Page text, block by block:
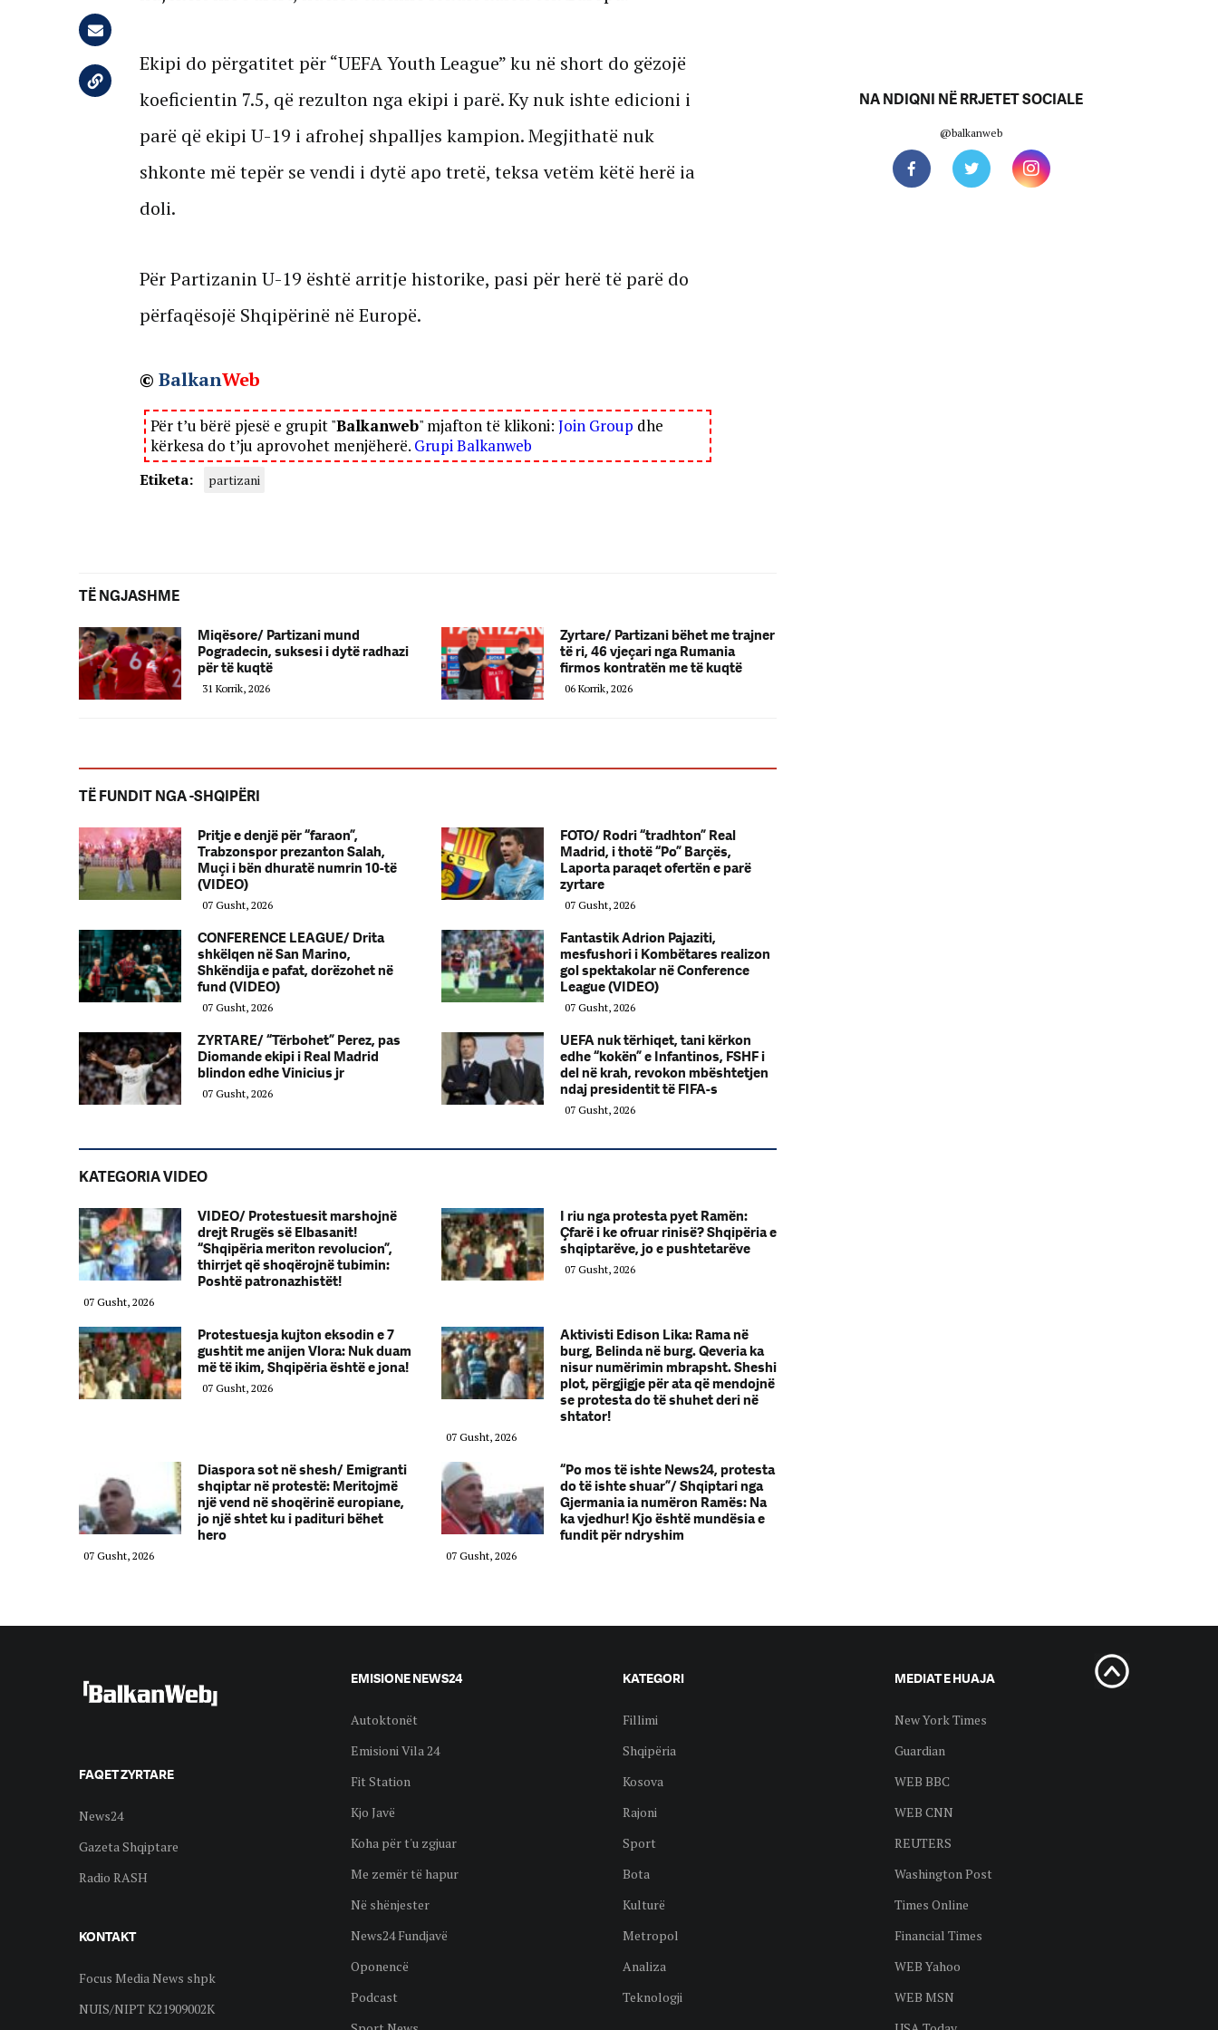
Ekipi do përgatitet për “UEFA Youth League” ku në short do gëzojë
koeficientin 7.5, që rezulton nga ekipi i parë. Ky nuk ishte edicioni i
parë që ekipi U-19 i afrohej shpalljes kampion. Megjithatë nuk
shkonte më tepër se vendi i dytë apo tretë, teksa vetëm këtë herë ia
doli.
Për Partizanin U-19 është arritje historike, pasi për herë të parë do
përfaqësojë Shqipërinë në Europë.
© BalkanWeb
Për t’u bërë pjesë e grupit "Balkanweb" mjafton të klikoni: Join Group dhe
kërkesa do t’ju aprovohet menjëherë. Grupi Balkanweb
Etiketa: partizani
TË NGJASHME
Miqësore/ Partizani mund
Pogradecin, suksesi i dytë radhazi
për të kuqtë
31 Korrik, 2026
Zyrtare/ Partizani bëhet me trajner
të ri, 46 vjeçari nga Rumania
firmos kontratën me të kuqtë
06 Korrik, 2026
TË FUNDIT NGA -SHQIPËRI
Pritje e denjë për “faraon”,
Trabzonspor prezanton Salah,
Muçi i bën dhuratë numrin 10-të
(VIDEO)
07 Gusht, 2026
FOTO/ Rodri “tradhton” Real
Madrid, i thotë “Po” Barçës,
Laporta paraqet ofertën e parë
zyrtare
07 Gusht, 2026
CONFERENCE LEAGUE/ Drita
shkëlqen në San Marino,
Shkëndija e pafat, dorëzohet në
fund (VIDEO)
07 Gusht, 2026
Fantastik Adrion Pajaziti,
mesfushori i Kombëtares realizon
gol spektakolar në Conference
League (VIDEO)
07 Gusht, 2026
ZYRTARE/ “Tërbohet” Perez, pas
Diomande ekipi i Real Madrid
blindon edhe Vinicius jr
07 Gusht, 2026
UEFA nuk tërhiqet, tani kërkon
edhe “kokën” e Infantinos, FSHF i
del në krah, revokon mbështetjen
ndaj presidentit të FIFA-s
07 Gusht, 2026
KATEGORIA VIDEO
VIDEO/ Protestuesit marshojnë
drejt Rrugës së Elbasanit!
“Shqipëria meriton revolucion”,
thirrjet që shoqërojnë tubimin:
Poshtë patronazhistët!
07 Gusht, 2026
I riu nga protesta pyet Ramën:
Çfarë i ke ofruar rinisë? Shqipëria e
shqiptarëve, jo e pushtetarëve
07 Gusht, 2026
Protestuesja kujton eksodin e 7
gushtit me anijen Vlora: Nuk duam
më të ikim, Shqipëria është e jona!
07 Gusht, 2026
Aktivisti Edison Lika: Rama në
burg, Belinda në burg. Qeveria ka
nisur numërimin mbrapsht. Sheshi
plot, përgjigje për ata që mendojnë
se protesta do të shuhet deri në
shtator!
07 Gusht, 2026
Diaspora sot në shesh/ Emigranti
shqiptar në protestë: Meritojmë
një vend në shoqërinë europiane,
jo një shtet ku i padituri bëhet
hero
07 Gusht, 2026
“Po mos të ishte News24, protesta
do të ishte shuar”/ Shqiptari nga
Gjermania ia numëron Ramës: Na
ka vjedhur! Kjo është mundësia e
fundit për ndryshim
07 Gusht, 2026
NA NDIQNI NË RRJETET SOCIALE
@balkanweb
FAQET ZYRTARE
News24
Gazeta Shqiptare
Radio RASH
KONTAKT
Focus Media News shpk
NUIS/NIPT K21909002K
EMISIONE NEWS24
Autoktonët
Emisioni Vila 24
Fit Station
Kjo Javë
Koha për t'u zgjuar
Me zemër të hapur
Në shënjester
News24 Fundjavë
Oponencë
Podcast
KATEGORI
Fillimi
Shqipëria
Kosova
Rajoni
Sport
Bota
Kulturë
Metropol
Analiza
Teknologji
MEDIAT E HUAJA
New York Times
Guardian
WEB BBC
WEB CNN
REUTERS
Washington Post
Times Online
Financial Times
WEB Yahoo
WEB MSN